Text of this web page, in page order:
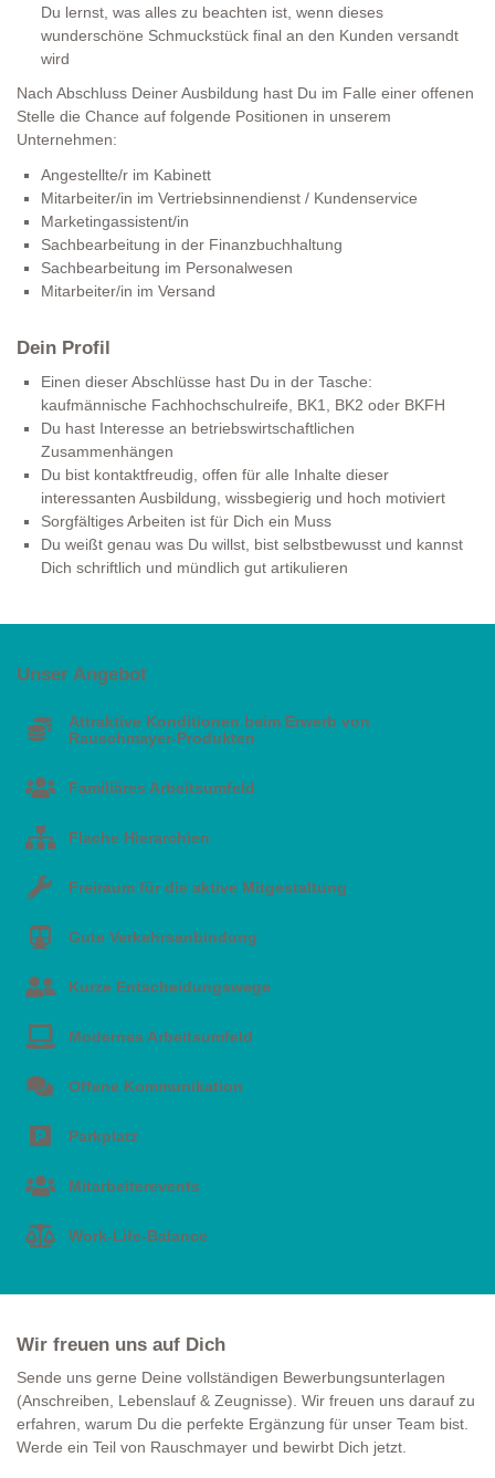
Du lernst, was alles zu beachten ist, wenn dieses
wunderschöne Schmuckstück final an den Kunden versandt
wird
Nach Abschluss Deiner Ausbildung hast Du im Falle einer offenen
Stelle die Chance auf folgende Positionen in unserem
Unternehmen:
Angestellte/r im Kabinett
Mitarbeiter/in im Vertriebsinnendienst / Kundenservice
Marketingassistent/in
Sachbearbeitung in der Finanzbuchhaltung
Sachbearbeitung im Personalwesen
Mitarbeiter/in im Versand
Dein Profil
Einen dieser Abschlüsse hast Du in der Tasche:
kaufmännische Fachhochschulreife, BK1, BK2 oder BKFH
Du hast Interesse an betriebswirtschaftlichen
Zusammenhängen
Du bist kontaktfreudig, offen für alle Inhalte dieser
interessanten Ausbildung, wissbegierig und hoch motiviert
Sorgfältiges Arbeiten ist für Dich ein Muss
Du weißt genau was Du willst, bist selbstbewusst und kannst
Dich schriftlich und mündlich gut artikulieren
Unser Angebot
Attraktive Konditionen beim Erwerb von
Rauschmayer-Produkten
Familiäres Arbeitsumfeld
Flache Hierarchien
Freiraum für die aktive Mitgestaltung
Gute Verkehrsanbindung
Kurze Entscheidungswege
Modernes Arbeitsumfeld
Offene Kommunikation
Parkplatz
Mitarbeiterevents
Work-Life-Balance
Wir freuen uns auf Dich
Sende uns gerne Deine vollständigen Bewerbungsunterlagen
(Anschreiben, Lebenslauf & Zeugnisse). Wir freuen uns darauf zu
erfahren, warum Du die perfekte Ergänzung für unser Team bist.
Werde ein Teil von Rauschmayer und bewirbt Dich jetzt.